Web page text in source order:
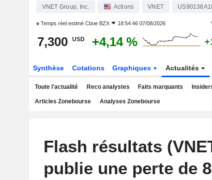
VNET Group, Inc. Actions VNET
Temps réel estimé Cboe BZX 18:54:46 07/08/2026
7,300 USD +4,14 %
Synthèse Cotations Graphiques Actualités
Toute l'actualité Reco analystes Faits marquants
Articles Zonebourse Analyses Zonebourse
Flash résultats
publie une perte de